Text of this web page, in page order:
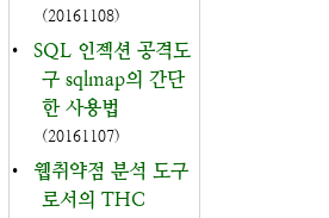
(20161108)
•
SQL 인젝션 공격도
구 sqlmap의 간단
한 사용법
(20161107)
•
웹취약점 분석 도구
로서의 THC